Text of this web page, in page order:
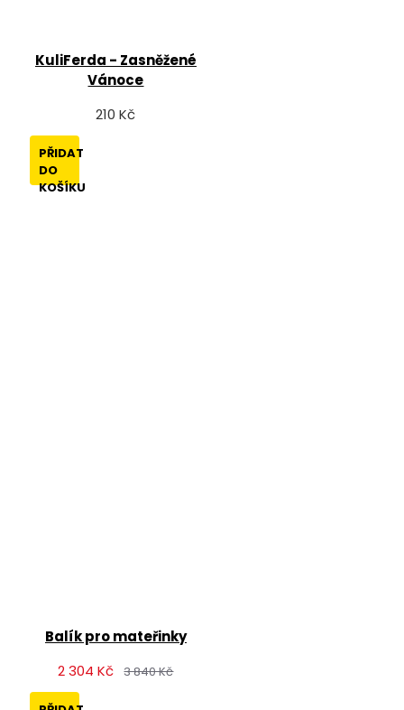
KuliFerda - Zasněžené
Vánoce
210 Kč
PŘIDAT
DO
KOŠÍKU
Balík pro mateřinky
2 304 Kč
3 840 Kč